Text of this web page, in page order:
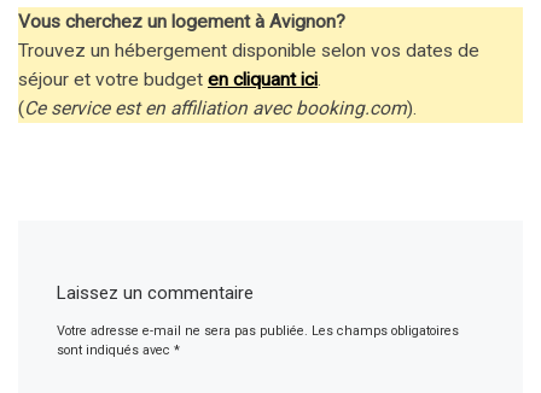
Vous cherchez un logement à Avignon?
Trouvez un hébergement disponible selon vos dates de
séjour et votre budget en cliquant ici.
(Ce service est en affiliation avec booking.com).
Laissez un commentaire
Votre adresse e-mail ne sera pas publiée. Les champs obligatoires
sont indiqués avec*